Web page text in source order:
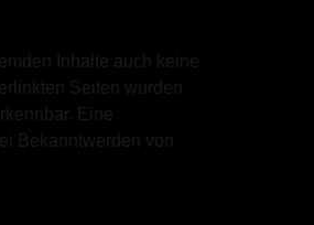
Inhalte auch keine
Seiten wurden
Eine
Bekanntwerden von